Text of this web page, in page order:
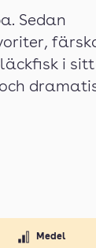
Medel
Sedan
i sitt